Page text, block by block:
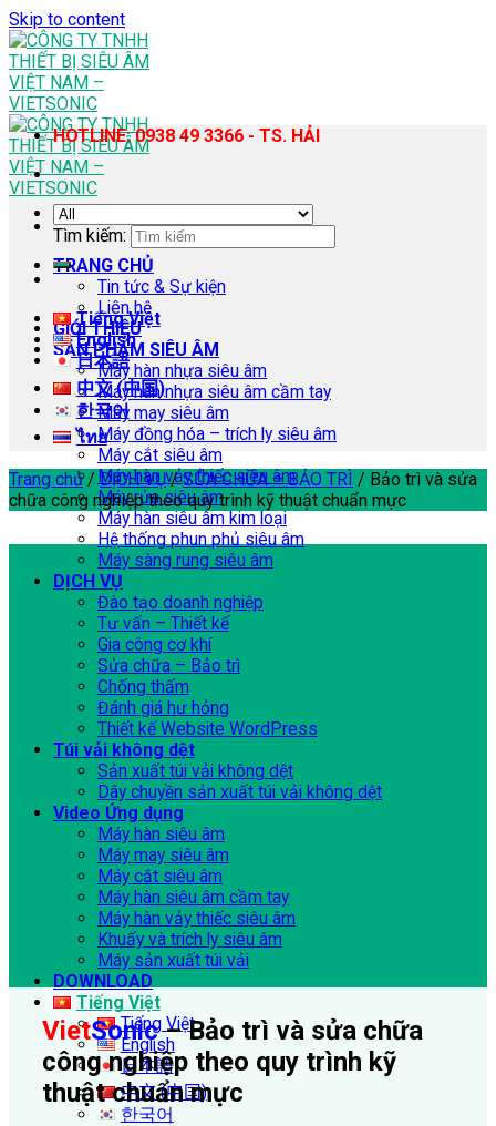
Skip to content
TRANG CHỦ
Tin tức & Sự kiện
Liên hệ
GIỚI THIỆU
SẢN PHẨM SIÊU ÂM
Máy hàn nhựa siêu âm
Máy hàn nhựa siêu âm cầm tay
Máy may siêu âm
Máy đồng hóa – trích ly siêu âm
Máy cắt siêu âm
Máy hàn vảy thiếc siêu âm
Máy rửa siêu âm
Máy hàn siêu âm kim loại
Hệ thống phun phủ siêu âm
Máy sàng rung siêu âm
DỊCH VỤ
Đào tạo doanh nghiệp
Tư vấn – Thiết kế
Gia công cơ khí
Sửa chữa – Bảo trì
Chống thấm
Đánh giá hư hỏng
Thiết kế Website WordPress
Túi vải không dệt
Sản xuất túi vải không dệt
Dây chuyền sản xuất túi vải không dệt
Video Ứng dụng
Máy hàn siêu âm
Máy may siêu âm
Máy cắt siêu âm
Máy hàn siêu âm cầm tay
Máy hàn vảy thiếc siêu âm
Khuấy và trích ly siêu âm
Máy sản xuất túi vải
DOWNLOAD
Tiếng Việt
Tiếng Việt
English
日本語
中文 (中国)
한국어
HOTLINE: 0938 49 3366 - TS. HẢI
Tìm kiếm:
Tiếng Việt
English
日本語
中文 (中国)
한국어
ไทย
Trang chủ / DỊCH VỤ / SỬA CHỮA – BẢO TRÌ / Bảo trì và sửa
chữa công nghiệp theo quy trình kỹ thuật chuẩn mực
VietSonic– Bảo trì và sửa chữa
công nghiệp theo quy trình kỹ
thuật chuẩn mực